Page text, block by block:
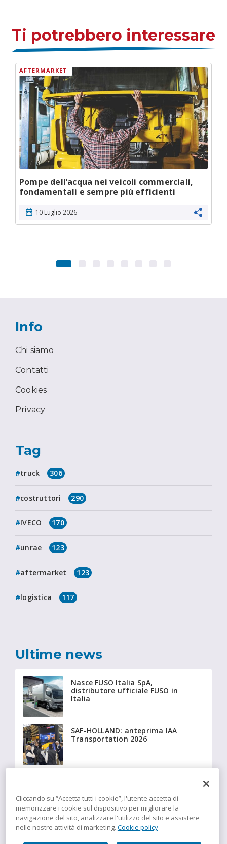
Ti potrebbero interessare
AFTERMARKET
Pompe dell’acqua nei veicoli commerciali,
fondamentali e sempre più efficienti
calendar_month 10 Luglio 2026
Info
Chi siamo
Contatti
Cookies
Privacy
Tag
truck 306
costruttori 290
IVECO 170
unrae 123
aftermarket 123
logistica 117
Ultime news
Nasce FUSO Italia SpA,
distributore ufficiale FUSO in
Italia
SAF-HOLLAND: anteprima IAA
Transportation 2026
isotermici equipaggiati con
tecnologia Insulation
Cliccando su “Accetta tutti i cookie”, l'utente accetta di
memorizzare i cookie sul dispositivo per migliorare la
navigazione del sito, analizzare l'utilizzo del sito e assistere
nelle nostre attività di marketing. Cookie policy